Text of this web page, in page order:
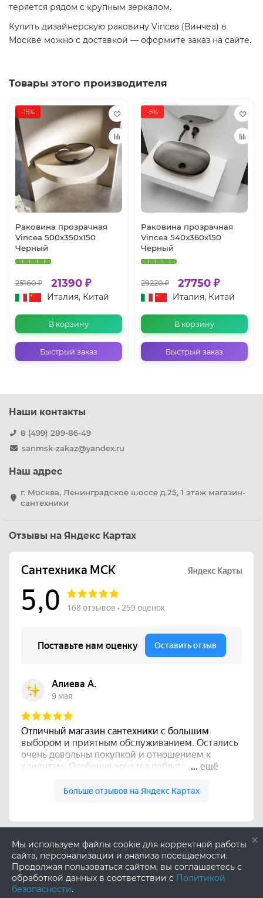
×
Мы используем файлы cookie для корректной работы
сайта, персонализации и анализа посещаемости.
Продолжая пользоваться сайтом, вы соглашаетесь с
обработкой данных в соответствии с Политикой
безопасности.
теряется рядом с крупным зеркалом.
Купить дизайнерскую раковину Vincea (Винчеа) в
Москве можно с доставкой — оформите заказ на сайте.
Товары этого производителя
-15%
Раковина прозрачная
Vincea 500x350x150
Черный
25160 ₽ 21390 ₽
Италия, Китай
В корзину
Быстрый заказ
-5%
Раковина прозрачная
Vincea 540x360x150
Черный
29220 ₽ 27750 ₽
Италия, Китай
В корзину
Быстрый заказ
Наши контакты
8 (499) 289-86-49
sanmsk-zakaz@yandex.ru
Наш адрес
г. Москва, Ленинградское шоссе д.25, 1 этаж магазин-
сантехники
Отзывы на Яндекс Картах